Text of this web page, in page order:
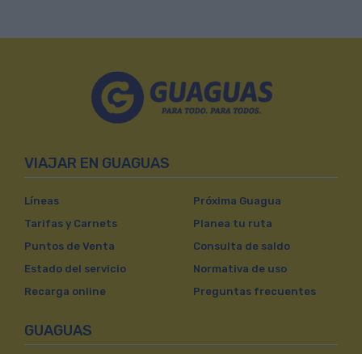
VIAJAR EN GUAGUAS
Líneas
Tarifas y Carnets
Puntos de Venta
Estado del servicio
Recarga online
Próxima Guagua
Planea tu ruta
Consulta de saldo
Normativa de uso
Preguntas frecuentes
GUAGUAS